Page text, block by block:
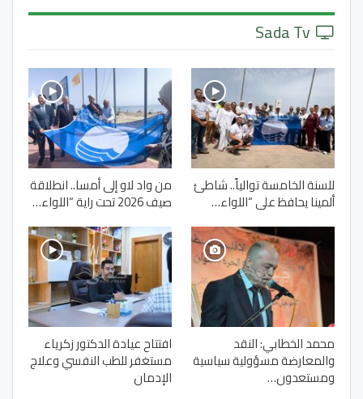
للسنة الخامسة توالياً.. شاطئ
ألمينا يحافظ على “اللواء…
من واد لاو إلى أمسا.. انطلاقة
صيف 2026 تحت راية “اللواء…
محمد الخطابي: النقد
والمعارضة مسؤولية سياسية
ومستعدون…
افتتاح عيادة الدكتور زكرياء
مستغفر للطب النفسي وعلاج
الإدمان